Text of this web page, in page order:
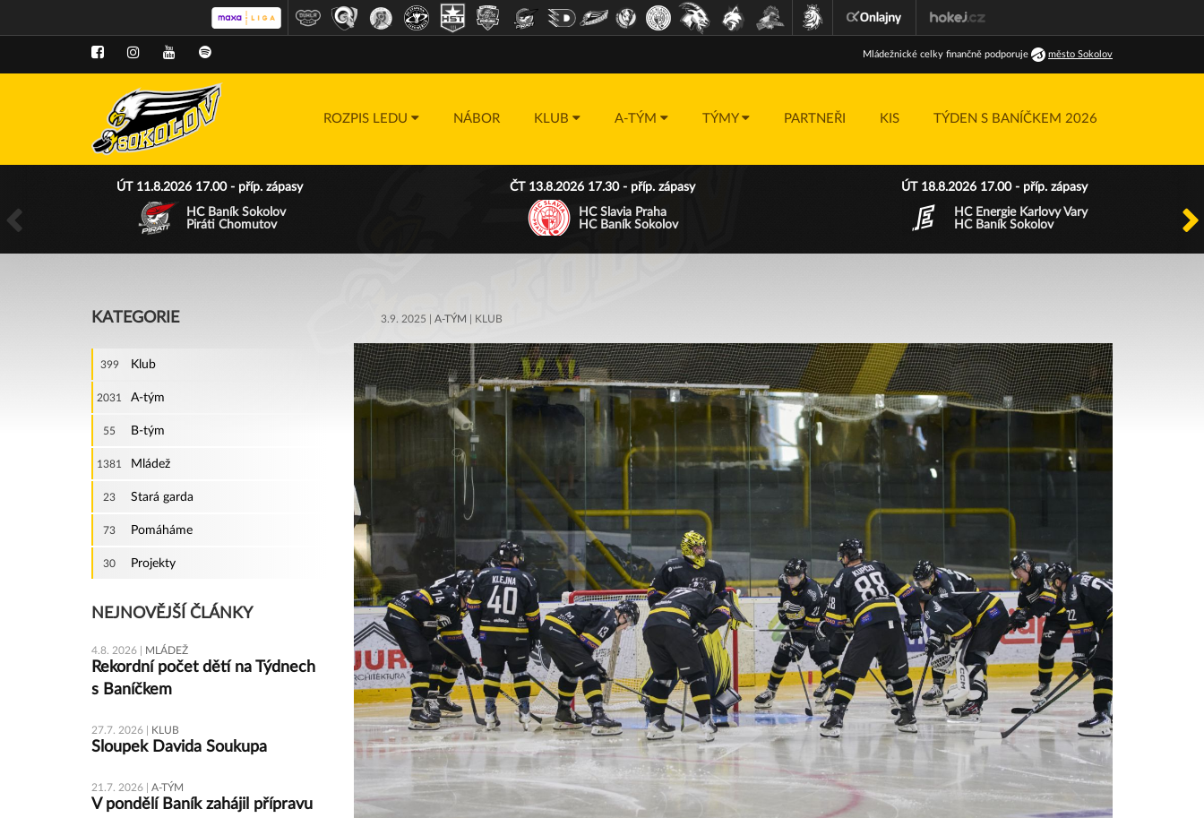
Ml ádežnické celky finančně podporuje město Sokolov
ROZPIS LEDU NÁBOR KLUB A-TÝM TÝMY PARTNEŘI KIS TÝDEN S BANÍČKEM 2026
ÚT 11.8.2026 17.00 - příp. zápasy
HC Baník Sokolov
Piráti Chomutov
ČT 13.8.2026 17.30 - příp. zápasy
HC Slavia Praha
HC Baník Sokolov
ÚT 18.8.2026 17.00 - příp. zápasy
HC Energie Karlovy Vary
HC Baník Sokolov
KATEGORIE
399 Klub
2031 A-tým
55 B-tým
1381 Mládež
23 Stará garda
73 Pomáháme
30 Projekty
NEJNOVĚJŠÍ ČLÁNKY
4.8. 2026 | MLÁDEŽ
Rekordní počet dětí na Týdnech
s Baníčkem
27.7. 2026 | KLUB
Sloupek Davida Soukupa
21.7. 2026 | A-TÝM
V pondělí Baník zahájil přípravu
3.9. 2025 | A-TÝM | KLUB